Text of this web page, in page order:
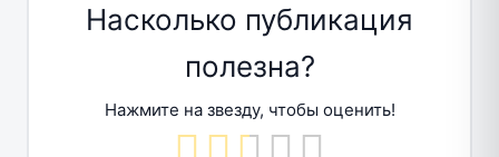
Насколько публикация
полезна?
Нажмите на звезду, чтобы оценить!